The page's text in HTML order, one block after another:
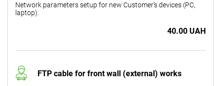
Network parameters setup for new Customer's devices (PC,
laptop).
40.00 UAH
FTP cable for front wall (external) works